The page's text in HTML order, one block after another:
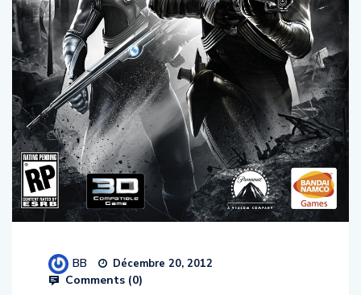
BB Décembre 20, 2012
Comments (0)